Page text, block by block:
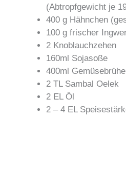
(Abtropfgewicht je
400 g Hähnchen
100 g frischer
2 Knoblauchzehen
160ml Sojasoße
400ml Gemüsebrühe
2 TL Sambal Oelek
2 EL Öl
2 – 4 EL